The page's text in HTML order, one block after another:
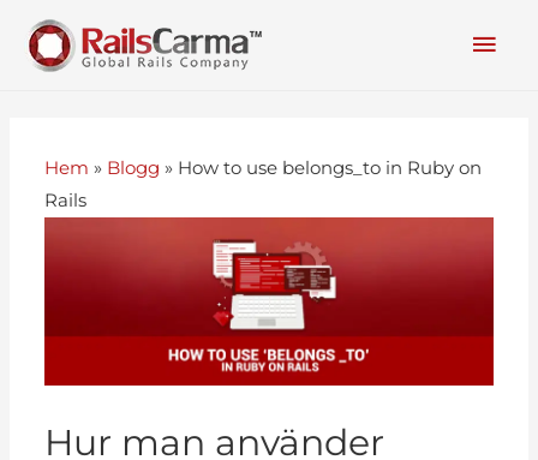
Hem » Blogg » How to use belongs_to in Ruby on
Rails
Hur man använder